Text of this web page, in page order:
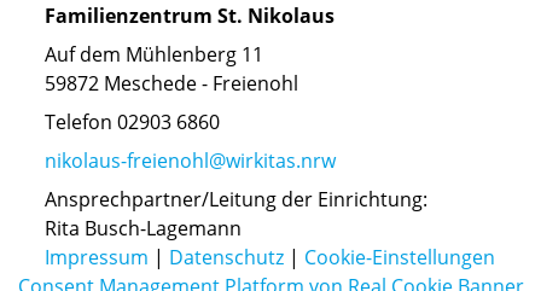
Familienzentrum St. Nikolaus
Auf dem Mühlenberg 11
59872 Meschede - Freienohl
Telefon 02903 6860
nikolaus-freienohl@wirkitas.nrw
Ansprechpartner/Leitung der Einrichtung:
Rita Busch-Lagemann
Impressum | Datenschutz | Cookie-Einstellungen